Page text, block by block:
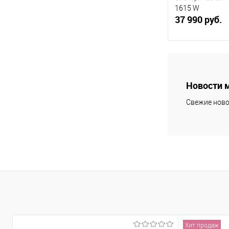
1615 W
37 990 руб.
Купить в 1
В избранное
Новости
Свежие
Хит продаж